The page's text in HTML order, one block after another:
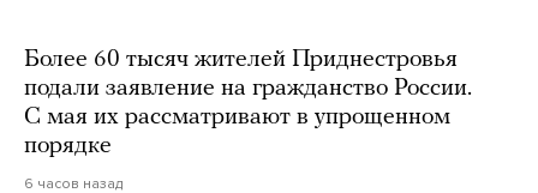
Более 60 тысяч жителей Приднестровья
подали заявление на гражданство России.
С мая их рассматривают в упрощенном
порядке
6 часов назад